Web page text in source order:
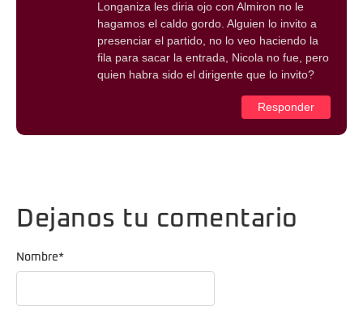
Longaniza les diria ojo con Almiron no le
hagamos el caldo gordo. Alguien lo invito a
presenciar el partido, no lo veo haciendo la
fila para sacar la entrada, Nicola no fue, pero
quien habra sido el dirigente que lo invito?
Responder
Dejanos tu comentario
Nombre*